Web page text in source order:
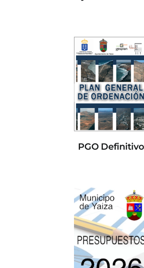
PGO Definitivo